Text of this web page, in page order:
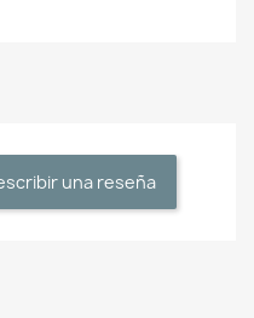
una reseña